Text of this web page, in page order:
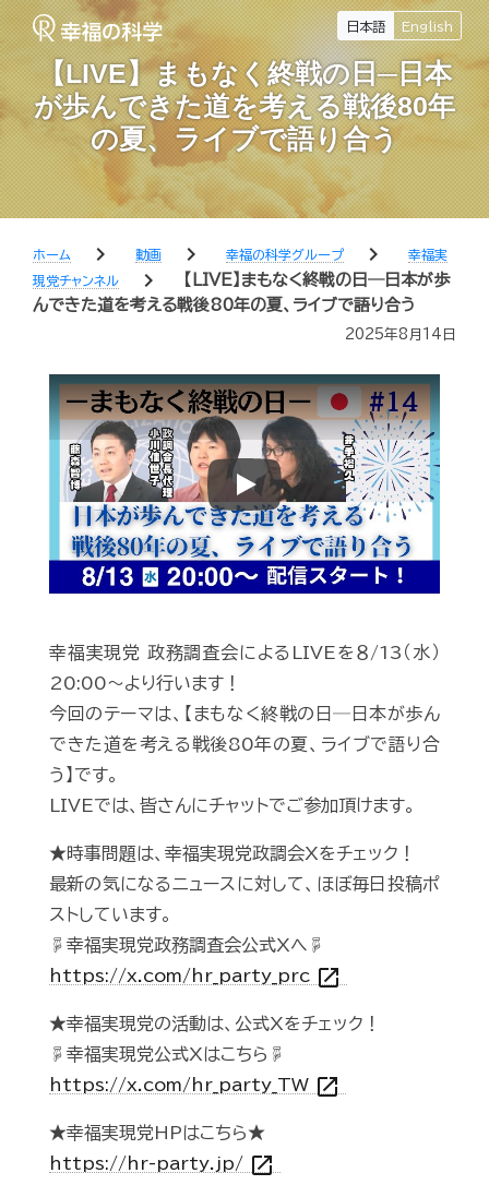
日本語 English
【LIVE】まもなく終戦の日─日本
が歩んできた道を考える戦後80年
の夏、ライブで語り合う
ホーム chevron_right 動画 chevron_right 幸福の科学グループ chevron_right
幸福実
現党チャンネル
chevron_right
【LIVE】まもなく終戦の日─日本が歩
んできた道を考える戦後80年の夏、ライブで語り合う
2025年8月14日
Play
幸福実現党 政務調査会によるLIVEを８/13（水）
20:00〜より行います！
今回のテーマは、【まもなく終戦の日─日本が歩ん
できた道を考える戦後80年の夏、ライブで語り合
う】です。
LIVEでは、皆さんにチャットでご参加頂けます。
★時事問題は、幸福実現党政調会Xをチェック！
最新の気になるニュースに対して、ほぼ毎日投稿ポ
ストしています。
☟幸福実現党政務調査会公式Xへ☟
https://x.com/hr_party_prc open_in_new
★幸福実現党の活動は、公式Xをチェック！
☟幸福実現党公式Xはこちら☟
https://x.com/hr_party_TW open_in_new
★幸福実現党HPはこちら★
https://hr-party.jp/ open_in_new